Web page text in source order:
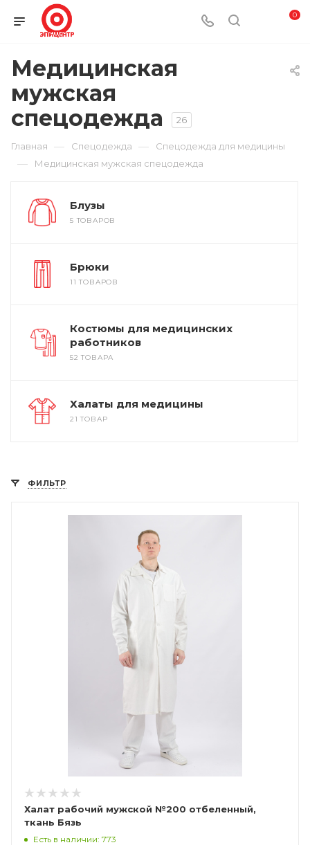
0
Медицинская
мужская
спецодежда
26
Главная — Спецодежда — Спецодежда для медицины
— Медицинская мужская спецодежда
Блузы
5 ТОВАРОВ
Брюки
11 ТОВАРОВ
Костюмы для медицинских
работников
52 ТОВАРА
Халаты для медицины
21 ТОВАР
ФИЛЬТР
Халат рабочий мужской №200 отбеленный,
ткань Бязь
Есть в наличии: 773